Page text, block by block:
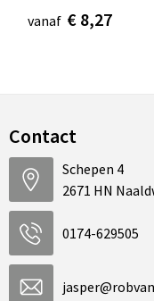
vanaf € 8,27
Contact
Schepen 4
2671 HN
0174-629505